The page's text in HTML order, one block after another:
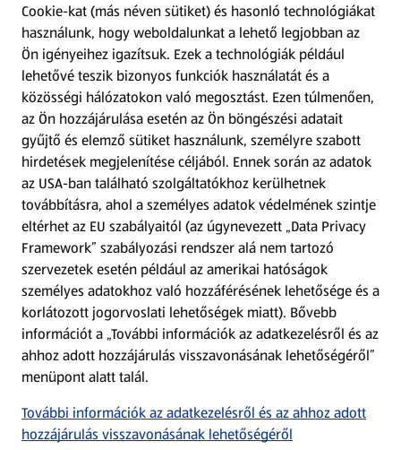
Kérdőív
Fizetési lehetőségek
ALDI utalványok
Árcsökkentés
Adattörlő alkalmazás
Szervizpont
(új oldalon nyílik meg)
Fedezz fel minket az interneten!
Töltsd le az ALDI Magyarország applikációt!
Cookie-kat (más néven sütiket) és hasonló technológiákat
használunk, hogy weboldalunkat a lehető legjobban az
Ön igényeihez igazítsuk. Ezek a technológiák például
lehetővé teszik bizonyos funkciók használatát és a
közösségi hálózatokon való megosztást. Ezen túlmenően,
az Ön hozzájárulása esetén az Ön böngészési adatait
gyűjtő és elemző sütiket használunk, személyre szabott
hirdetések megjelenítése céljából. Ennek során az adatok
az USA-ban található szolgáltatókhoz kerülhetnek
továbbításra, ahol a személyes adatok védelmének szintje
eltérhet az EU szabályaitól (az úgynevezett „Data Privacy
Framework” szabályozási rendszer alá nem tartozó
szervezetek esetén például az amerikai hatóságok
személyes adatokhoz való hozzáférésének lehetősége és a
korlátozott jogorvoslati lehetőségek miatt). Bővebb
információt a „További információk az adatkezelésről és az
ahhoz adott hozzájárulás visszavonásának lehetőségéről”
menüpont alatt talál.
További információk az adatkezelésről és az ahhoz adott
hozzájárulás visszavonásának lehetőségéről